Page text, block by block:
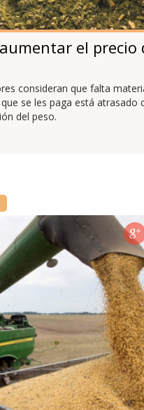
el precio
consideran que falta
se les paga está atrasado
del peso.